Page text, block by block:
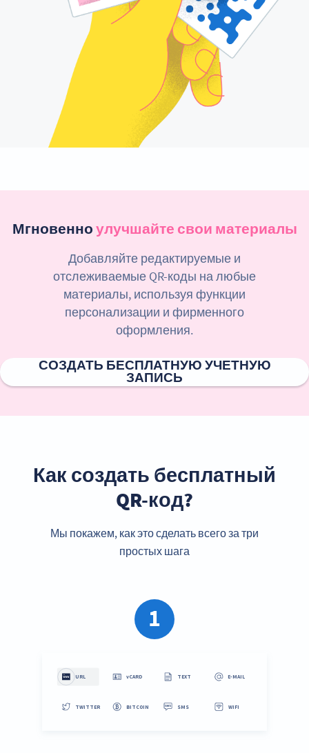
Мгновенноулучшайте свои материалы
Добавляйте редактируемые и
отслеживаемые QR-коды на любые
материалы, используя функции
персонализации и фирменного
оформления.
СОЗДАТЬ БЕСПЛАТНУЮ УЧЕТНУЮ
ЗАПИСЬ
Как создать бесплатный
QR-код?
Мы покажем, как это сделать всего за три
простых шага
1